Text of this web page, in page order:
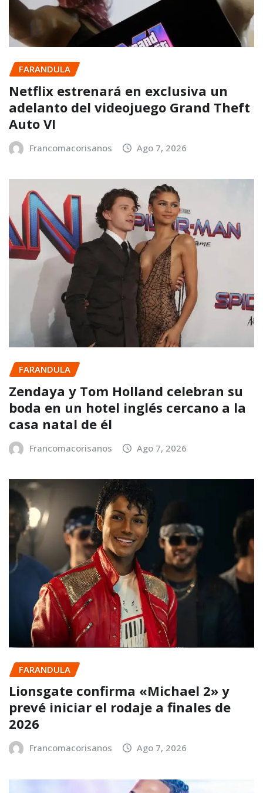
FARANDULA
Netflix estrenará en exclusiva un
adelanto del videojuego Grand Theft
Auto VI
Francomacorisanos Ago 7, 2026
FARANDULA
Zendaya y Tom Holland celebran su
boda en un hotel inglés cercano a la
casa natal de él
Francomacorisanos Ago 7, 2026
FARANDULA
Lionsgate confirma «Michael 2» y
prevé iniciar el rodaje a finales de
2026
Francomacorisanos Ago 7, 2026